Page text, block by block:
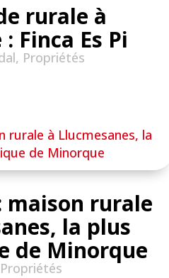
rurale à
Finca Es Pi
, Propriétés
maison rurale
la plus
de Minorque
Propriétés